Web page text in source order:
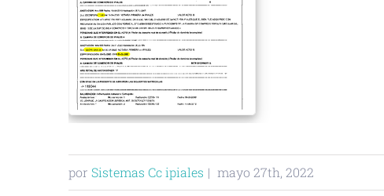
por Sistemas Cc ipiales | mayo 27th, 2022